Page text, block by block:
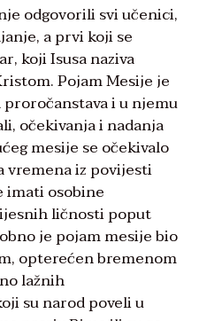
odgovorili svi učenici,
a prvi koji se
koji Isusa naziva
Pojam Mesije je
i u njemu
očekivanja i nadanja
mesije se očekivalo
vremena iz povijesti
imati osobine
ličnosti poput
je pojam mesije bio
opterećen bremenom
lažnih
su narod poveli u